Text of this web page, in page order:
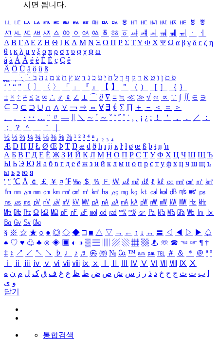
시면 됩니다.
ㅥ ㅦ ㅧ ㅨ ㅩ ㅪ ㅫ ㅬ ㅭ ㅮ ㅯ ㅰ ㅱ ㅲ ㅳ ㅴ ㅵ ㅶ ㅷ ㅸ
ㅹ
ㅺ ㅻ ㅼ ㅽ ㅾ ㅿ ㆀ ㆁ ㆂ ㆃ ㆄ ㆅ ㆆ ㆇ ㆈ ㆉ ㆊ ㆋ ㆌ ㆍ
ㆎ
Α Β ΓΔ Ε Ζ Η Θ Ι ΚΛ Μ Ν Ξ Ο Π Ρ Σ ΤΥ Φ Χ Ψ Ω α β γ δ ε ζ η
θ ι κ λ μ ν ξ ο π ρ σ τ υ φ χ ψ ω
á à Á À é è É È ç Ç ê
Ä Ö Ü ä ö ü ß
ִֶֹ ֻּ ׁׂ פ ם ן ו ט א ר ק ף ך ל ח י ע כ ג ד ש ץ ת צ מ נ ה ב
‘ ’ “ ” 〔 〕 〈 〉 「 」 『 』 【 】 ＂ （ ） ［ ］ ｛ ｝
± × ÷ ≠ ≤ ≥ ∞ ∴ ♂ ♀ ∠ ⊥ ⌒ ∂ ∇ ≡ ≒ ≪ ≫ √ ∽ ∝ ∵ ∫ ∬ ∈ ∋
⊆ ⊇ ⊂ ⊃ ∪ ∩ ∧ ∨ ￢ ⇒ ⇔ ∀ ∃ ∮ ∑ ∏ ＋ － ＜ ＝
＞
、
。 · ‥ … ¨ 〃 ― ＼ ∼ ´ ～ ˇ ˘ ˝ ˚ ˙ ¸ ¡ ¿ ː ！ ＇ ， ． ／
：
；
？ ＾ ｀
½ ⅓ ⅔ ¼ ¾ ⅛ ⅜ ⅝ ⅞ ¹ ² ³ ⁴ ⁿ ₁ ₂ ₃ ₄
Æ Ð Ħ Ĳ Ł Ø Œ Þ Ŧ Ŋ æ đ ð ħ ı ĳ ĸ ŀ ł ø œ ß þ ŧ ŋ ŉ
А Б В Г Д Е Ё Ж З И Й К Л М Н О П Р С Т У Ф Х Ц Ч Ш Щ Ъ
Ы Ь Э Ю Я а б в г д е ё ж з и й к л м н о п р с т у ф х ц ч ш щ ъ
ы ь э ю я
′ ″ ℃ Å ￠ ￡ ￥ ¤ ℉ ‰ ＄ ％ Ｆ ￦ ㎕ ㎖ ㎗ ℓ ㎘ ㏄ ㎣ ㎤ ㎥ ㎦
㎙ ㎚ ㎛ ㎜ ㎝ ㎞ ㎟ ㎠ ㎡ ㎢ ㏊ ㎍ ㎎ ㎏ ㏏ ㎈ ㎉ ㏈ ㎧ ㎨ ㎰
㎱ ㎲ ㎳ ㎴ ㎵ ㎶ ㎷ ㎸ ㎹ ㎀ ㎁ ㎂ ㎃ ㎄ ㎺ ㎻ ㎽ ㎾ ㎿ ㎐ ㎑
㎒ ㎓ ㎔ Ω ㏀ ㏁ ㎊ ㎋ ㎌ ㏖ ㏅ ㎭ ㎮ ㎯ ㏛ ㎩ ㎪ ㎫ ㎬ ㏝ ㏐
㏓
㏃ ㏉ ㏜ ㏆
§ ※ ☆ ★ ○ ● ◎ ◇ ◆ □ ■ △ ▽ → ← ↑ ↓ ↔ 〓 ◁ ◀ ▷ ▶ ♤
♠ ♡ ♥ ♧ ♣ ⊙ ◈ ▣ ◐ ◑ ▒ ▤ ▨ ▧ ▦ ▩ ♨ ☏ ☎ ☜ ☞ ¶ †
‡ ↕ ↗ ↙ ↖ ↘ ♭ ♩ ♪ ♬ ㉿ ㈜ № ㏇ ™ ㏂ ㏘ ℡ ＃ ＆ ＊ ＠ ª º
ⅰ
ⅱ ⅲ ⅳ ⅴ ⅵ ⅶ ⅷ ⅸ ⅹ Ⅳ Ⅴ Ⅵ Ⅶ Ⅷ Ⅸ Ⅹ
ب ت ث ج ح خ د ذ ر ز س ش ص ض ط ظ ع غ ف ق ک ل م ن ه
و ی
닫기
통합검색